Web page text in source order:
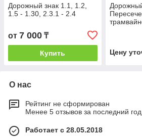
Дорожный знак 1.1, 1.2,
1.5 - 1.30, 2.3.1 - 2.4
от 7 000 ₸
Купить Цену
О нас
Рейтинг не сформирован
Менее 5 отзывов за последний год
Работает с 28.05.2018